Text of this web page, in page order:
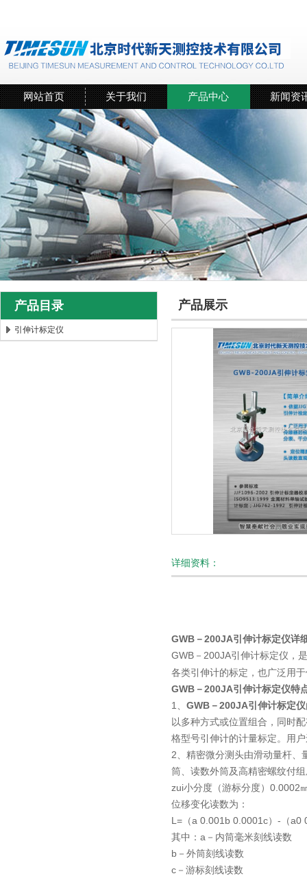
网站首页 关于我们 产品中心 新闻资
产品目录
引伸计标定仪
产品展示
详细资料：
GWB－200JA引伸计标定仪详
GWB－200JA引伸计标定仪，
各类引伸计的标定，也广泛用
GWB－200JA引伸计标定仪特
1、 GWB－200JA引伸计标定仪
以多种方式或位置组合，同时
格型号引伸计的计量标定。用
2、精密微分测头由滑动量杆、
筒、读数外筒及高精密螺纹付
zui小分度（游标分度）0.0002
位移变化读数为：
L=（a 0.001b 0.0001c）-（a0
其中：a－内筒毫米刻线读数
b－外筒刻线读数
c－游标刻线读数